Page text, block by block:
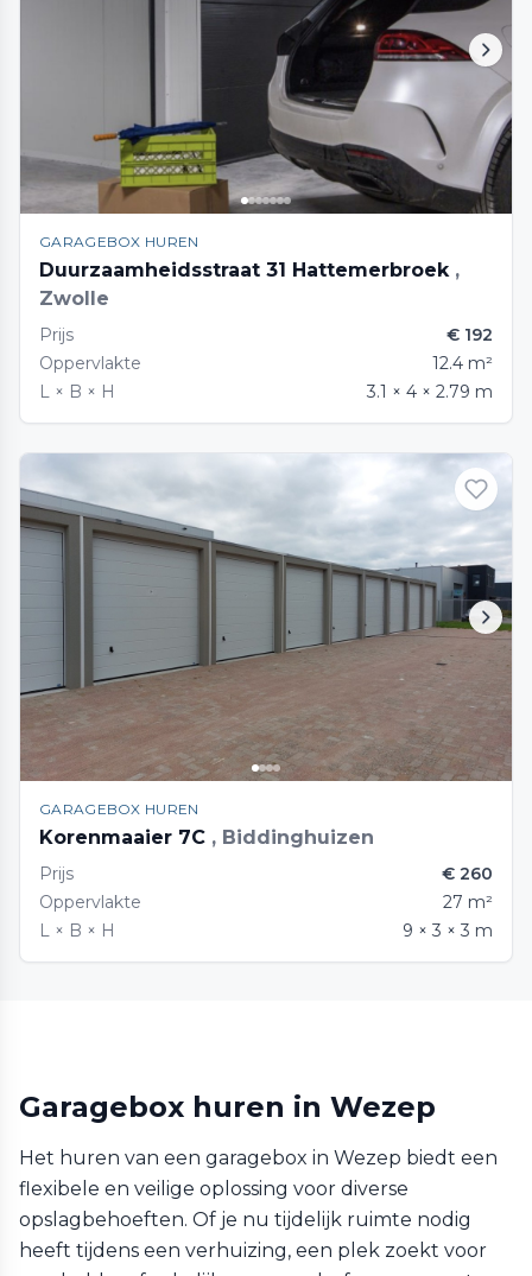
GARAGEBOX HUREN
Duurzaamheidsstraat 31 Hattemerbroek ,
Zwolle
Prijs
€ 192
Oppervlakte
12.4 m²
L × B × H
3.1 × 4 × 2.79 m
GARAGEBOX HUREN
Korenmaaier 7C , Biddinghuizen
Prijs
€ 260
Oppervlakte
27 m²
L × B × H
9 × 3 × 3 m
Garagebox huren in Wezep
Het huren van een garagebox in Wezep biedt een
flexibele en veilige oplossing voor diverse
opslagbehoeften. Of je nu tijdelijk ruimte nodig
heeft tijdens een verhuizing, een plek zoekt voor